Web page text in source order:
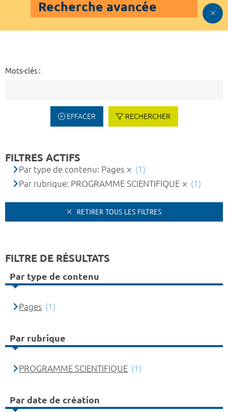
Recherche avancée
Mots-clés :
EFFACER RECHERCHER
FILTRES ACTIFS
Par type de contenu: Pages
(1)
Par rubrique: PROGRAMME SCIENTIFIQUE
(1)
RETIRER TOUS LES FILTRES
FILTRE DE RÉSULTATS
Par type de contenu
Pages (1)
Par rubrique
PROGRAMME SCIENTIFIQUE (1)
Par date de création